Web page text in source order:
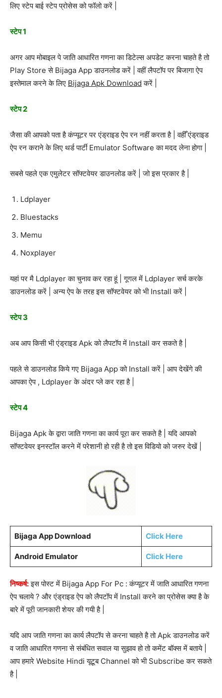
लिए स्टेप बाई स्टेप प्रोसेस को फॉलो करें |
स्टेप 1
अगर आप मोबाइल पे जाति आधारित गणना का डिटेल्स अपडेट करना चाहते है तो
Play Store से Bijaga App डाउनलोड करें | वहीं लैपटॉप पर बिजागा ऐप
इस्तेमाल करने के लिए Bijaga Apk Download करें |
स्टेप 2
जैसा की आपको पता है कंप्यूटर पर एंड्राइड ऐप रन नहीं करता है | वहीँ एंड्राइड
ऐप रन कराने के लिए थर्ड पार्टी Emulator Software का मदद लेना होगा |
सबसे पहले एक एमुलेटर सॉफ्टवेयर डाउनलोड करें | जो इस प्रकार है |
Ldplayer
Bluestacks
Memu
Noxplayer
यहां पर मै Ldplayer का चुनाव कर रहा हूं | गूगल में Ldplayer सर्च करके
डाउनलोड करें | अन्य ऐप के तरह इस सॉफ्टवेयर को भी Install करें |
स्टेप 3
अब आप किसी भी एंड्राइड Apk को लैपटॉप में Install कर सकते है |
पहले से डाउनलोड किये गए Bijaga App को Install करें | आप देखेंगे की
आपका ऐप , Ldplayer के अंदर प्ले कर रहा है |
स्टेप 4
Bijaga Apk के द्वारा जाति गणना का कार्य पूरा कर सकते है | यदि आपको
सॉफ्टवेयर इनस्टॉल करने में परेशानी हो रही है तो इस विडियो को जरुर देखें |
Bijaga App Download Click Here
Android Emulator Click Here
निष्कर्ष: इस पोस्ट में Bijaga App For Pc : कंप्यूटर में जाति आधारित गणना
ऐप चलाये ? और एंड्राइड ऐप को लैपटॉप में Install करने का प्रोसेस क्या है के
बारे में पूरी जानकारी शेयर की गयी है |
यदि आप जाति गणना का कार्य लैपटॉप से करना चाहते है तो Apk डाउनलोड करें
व जाति आधारित गणना से संबंधित सवाल या सुझाव हो तो कमेंट बॉक्स में बताये |
आप हमारे Website Hindi यूटूब Channel को भी Subscribe कर सकते
है |